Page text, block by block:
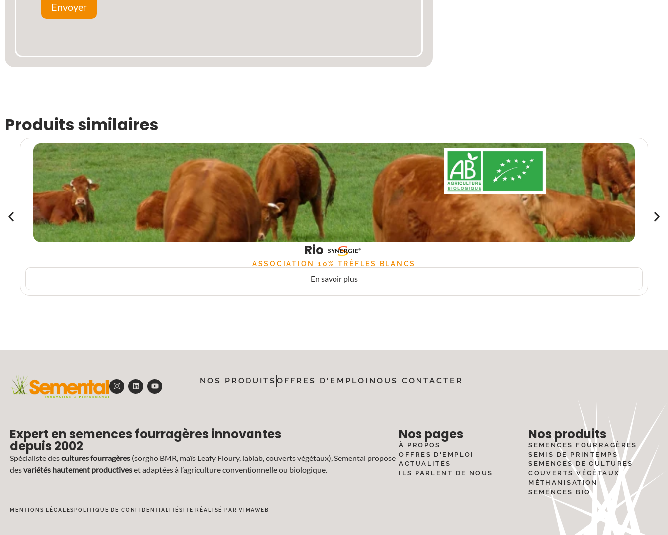
Envoyer
Produits similaires
Rio
ASSOCIATION 10% TRÈFLES BLANCS
En savoir plus
NOS PRODUITS OFFRES D'EMPLOI NOUS CONTACTER
Expert en semences fourragères innovantes
depuis 2002
Spécialiste descultures fourragères (sorgho BMR, maïs Leafy Floury, lablab, couverts végétaux), Semental propose
desvariétés hautement productiveset adaptées à l’agriculture conventionnelle ou biologique.
Nos pages
À PROPOS
OFFRES D'EMPLOI
ACTUALITÉS
ILS PARLENT DE NOUS
Nos produits
SEMENCES FOURRAGÈRES
SEMIS DE PRINTEMPS
SEMENCES DE CULTURES
COUVERTS VÉGÉTAUX
MÉTHANISATION
SEMENCES BIO
MENTIONS LÉGALES POLITIQUE DE CONFIDENTIALITÉSITE RÉALISÉ PAR VIMAWEB